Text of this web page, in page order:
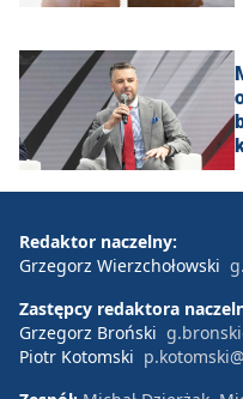
Redaktor naczelny:
Grzegorz Wierzchołowski
Zastępcy redaktora
Grzegorz Broński
Piotr Kotomski